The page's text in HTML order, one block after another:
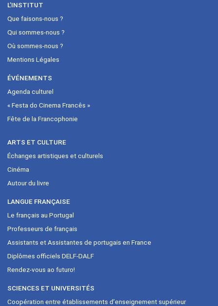
L’INSTITUT
Que faisons-nous ?
Qui sommes-nous ?
Où sommes-nous ?
Mentions Légales
ÉVÉNEMENTS
Agenda culturel
« Festa do Cinema Francês »
Fête de la Francophonie
ARTS ET CULTURE
Échanges artistiques et culturels
Cinéma
Autour du livre
LANGUE FRANÇAISE
Le français au Portugal
Professeurs de français
Assistants et Assistantes de portugais en France
Diplômes officiels DELF-DALF
Rendez-vous ao futuro!
SCIENCES ET UNIVERSITÉS
Coopération entre établissements d’enseignement supérieur